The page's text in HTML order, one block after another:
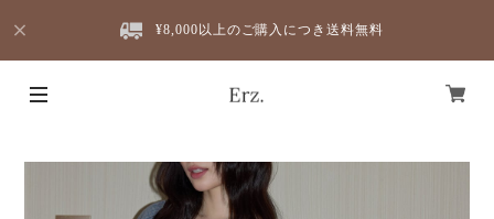
¥8,000以上のご購入につき送料無料